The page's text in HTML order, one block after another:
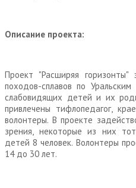
Описание проекта:
Проект "Расширяя горизонты"
походов-сплавов по
слабовидящих детей и их
привлечены тифлопедагог,
волонтеры. В проекте
зрения, некоторые из них
детей 8 человек. Волонтеры
14 до 30 лет.